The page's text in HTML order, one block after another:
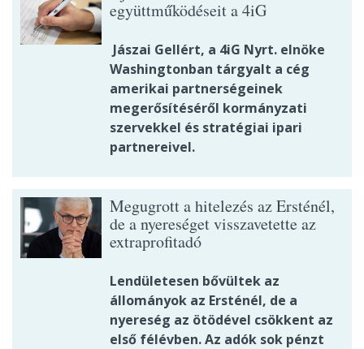
együttműködéseit a 4iG
Jászai Gellért, a 4iG Nyrt. elnöke
Washingtonban tárgyalt a cég
amerikai partnerségeinek
megerősítéséről kormányzati
szervekkel és stratégiai ipari
partnereivel.
Megugrott a hitelezés az Ersténél,
de a nyereséget visszavetette az
extraprofitadó
Lendületesen bővültek az
állományok az Ersténél, de a
nyereség az ötödével csökkent az
első félévben. Az adók sok pénzt